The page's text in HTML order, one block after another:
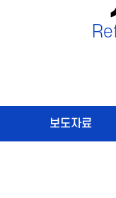
보도자료